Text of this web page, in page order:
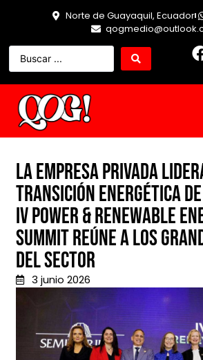
Norte de Guayaquil, Ecuador
La empresa privada
transición energética
IV Power & Renewable
Summit reúne a los
del sector
3 junio 2026